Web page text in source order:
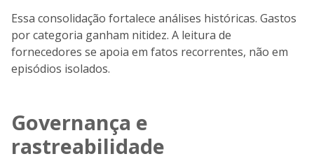
Essa consolidação fortalece análises históricas. Gastos
por categoria ganham nitidez. A leitura de
fornecedores se apoia em fatos recorrentes, não em
episódios isolados.
Governança e
rastreabilidade